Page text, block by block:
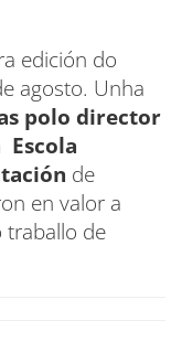
edición do
agosto. Unha
polo director
Escola
de
en valor a
traballo de